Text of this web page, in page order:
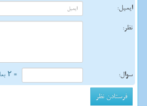
ایمیل:
نظر:
سوال: = ۲ بعلاوه ۲